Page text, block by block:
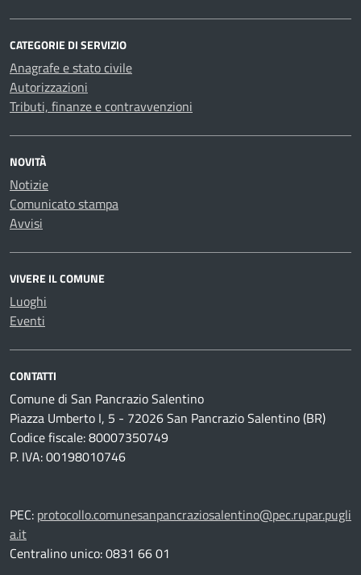
CATEGORIE DI SERVIZIO
Anagrafe e stato civile
Autorizzazioni
Tributi, finanze e contravvenzioni
NOVITÀ
Notizie
Comunicato stampa
Avvisi
VIVERE IL COMUNE
Luoghi
Eventi
CONTATTI
Comune di San Pancrazio Salentino
Piazza Umberto I, 5 - 72026 San Pancrazio Salentino (BR)
Codice fiscale: 80007350749
P. IVA: 00198010746
PEC: protocollo.comunesanpancraziosalentino@pec.rupar.pugli
a.it
Centralino unico: 0831 66 01